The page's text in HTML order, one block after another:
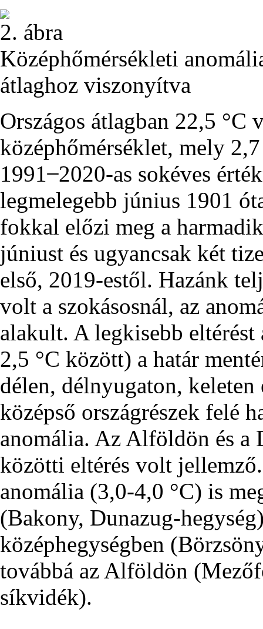
2. ábra
Középhőmérsékleti
átlaghoz viszonyítva
Országos átlagban 22,5 °C
középhőmérséklet, mely
1991 ̶ 2020-as sokéves
legmelegebb június 1901
fokkal előzi meg a
júniust és ugyancsak két
első, 2019-estől. Hazánk
volt a szokásosnál, az
alakult. A legkisebb eltérést
2,5 °C között) a határ
délen, délnyugaton, keleten
középső országrészek felé
anomália. Az Alföldön és a
közötti eltérés volt
anomália (3,0-4,0 °C) is
(Bakony, Dunazug-
középhegységben
továbbá az Alföldön
síkvidék).